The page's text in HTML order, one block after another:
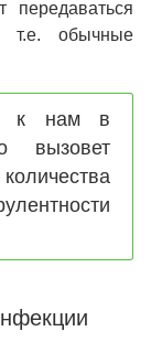
передаваться
т.е. обычные
к нам в
вызовет